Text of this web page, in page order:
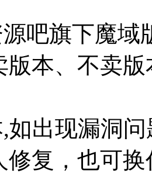
吧旗下魔
本、不卖版
如出现漏洞
修复，也可